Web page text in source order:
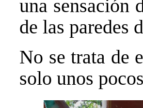
una sensación
de las paredes
No se trata de
solo unos